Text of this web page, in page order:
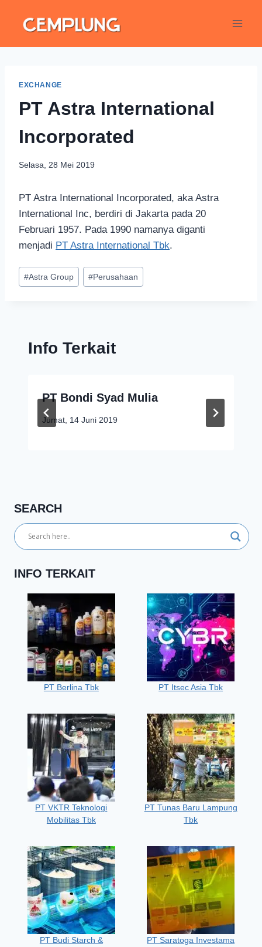
EXCHANGE
PT Astra International
Incorporated
Selasa, 28 Mei 2019
PT Astra International Incorporated, aka Astra
International Inc, berdiri di Jakarta pada 20
Februari 1957. Pada 1990 namanya diganti
menjadi PT Astra International Tbk.
#Astra Group #Perusahaan
Info Terkait
PT Bondi Syad Mulia
Jumat, 14 Juni 2019
SEARCH
INFO TERKAIT
PT Berlina Tbk PT Itsec Asia Tbk
PT VKTR Teknologi
Mobilitas Tbk
PT Tunas Baru Lampung
Tbk
PT Budi Starch &
PT Saratoga Investama